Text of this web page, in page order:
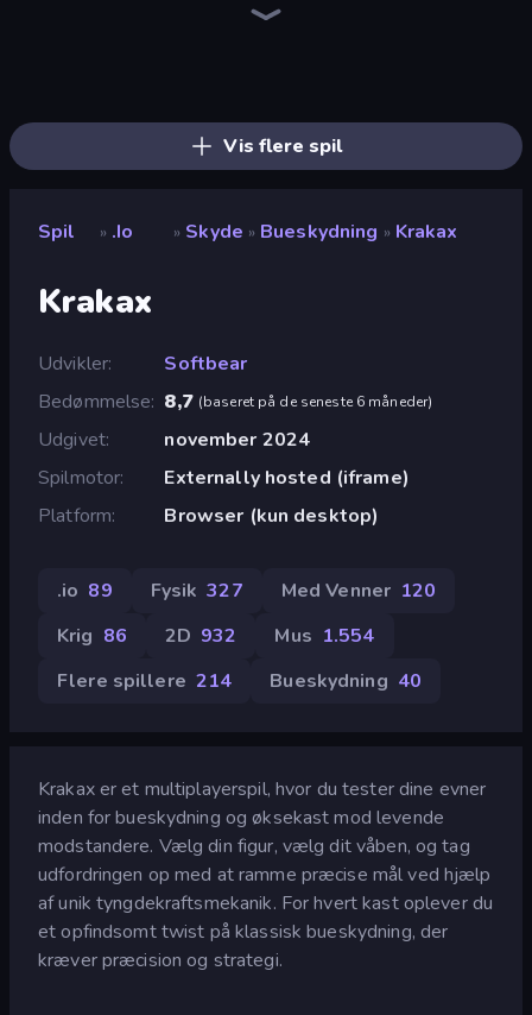
Vis flere spil
Spil » .io » Skyde » Bueskydning » Krakax
Krakax
Udvikler
Softbear
Bedømmelse 8,7 (baseret på de seneste 6 måneder)
Udgivet
november 2024
Spilmotor
Externally hosted (iframe)
Platform
Browser (kun desktop)
.io 89 Fysik 327 Med Venner 120
Krig 86 2D 932 Mus 1.554
Flere spillere 214 Bueskydning 40
Krakax er et multiplayerspil, hvor du tester dine evner
inden for bueskydning og øksekast mod levende
modstandere. Vælg din figur, vælg dit våben, og tag
udfordringen op med at ramme præcise mål ved hjælp
af unik tyngdekraftsmekanik. For hvert kast oplever du
et opfindsomt twist på klassisk bueskydning, der
kræver præcision og strategi.